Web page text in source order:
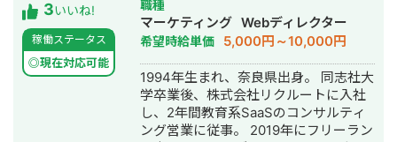
3いいね!
稼働ステータス
◎現在対応可能
運用代行
職種
マーケティング Webディレクター
希望時給単価 5,000円～10,000円
1994年生まれ、奈良県出身。 同志社大
学卒業後、株式会社リクルートに入社
し、2年間教育系SaaSのコンサルティ
ング営業に従事。 2019年にフリーラン